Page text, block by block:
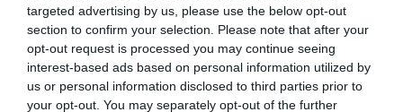
targeted advertising by us, please use the below opt-out
section to confirm your selection. Please note that after your
opt-out request is processed you may continue seeing
interest-based ads based on personal information utilized by
us or personal information disclosed to third parties prior to
your opt-out. You may separately opt-out of the further